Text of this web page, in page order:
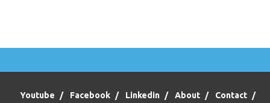
Youtube Facebook Linkedin About Contact